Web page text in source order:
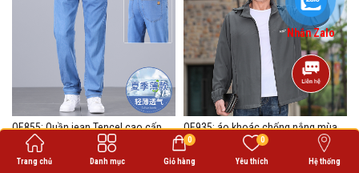
OE855: Quần jean Tencel cao cấp
nam
950.000₫
OE935: áo khoác chống nắng mùa
hè cho nam cao cấp
500.000₫
Trang chủ Danh mục Giỏ hàng
0
Yêu thích
0
Hệ thống
Nhắn Zalo